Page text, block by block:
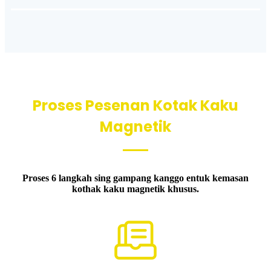
Proses Pesenan Kotak Kaku
Magnetik
Proses 6 langkah sing gampang kanggo entuk kemasan
kothak kaku magnetik khusus.